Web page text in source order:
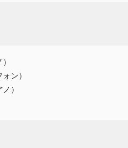
ン）
）